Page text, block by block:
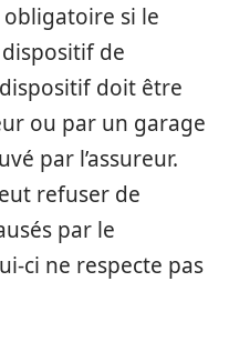
obligatoire si le
de
doit être
ou par un garage
par l’assureur.
refuser de
par le
ci ne respecte pas